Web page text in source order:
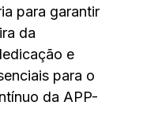
para garantir
da
e
para o
da APP-